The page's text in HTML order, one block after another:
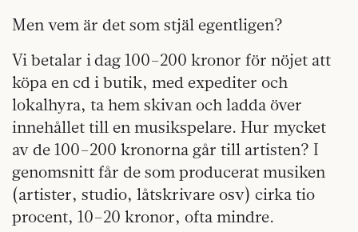
Men vem är det som stjäl egentligen?
Vi betalar i dag 100–200 kronor för nöjet att
köpa en cd i butik, med expediter och
lokalhyra, ta hem skivan och ladda över
innehållet till en musikspelare. Hur mycket
av de 100–200 kronorna går till artisten? I
genomsnitt får de som producerat musiken
(artister, studio, låtskrivare osv) cirka tio
procent, 10–20 kronor, ofta mindre.